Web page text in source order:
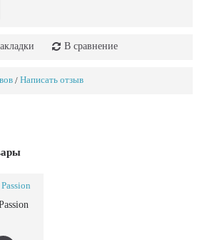
В сравнение
/ Написать отзыв